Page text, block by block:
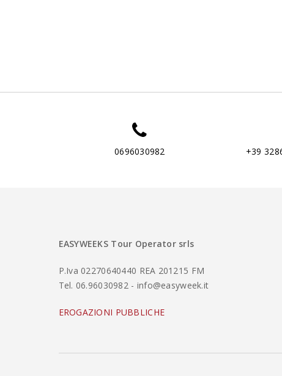
0696030982 +39
EASYWEEKS Tour Operator srls
P.Iva 02270640440 REA 201215 FM
Tel. 06.96030982 - info@easyweek.it
EROGAZIONI PUBBLICHE